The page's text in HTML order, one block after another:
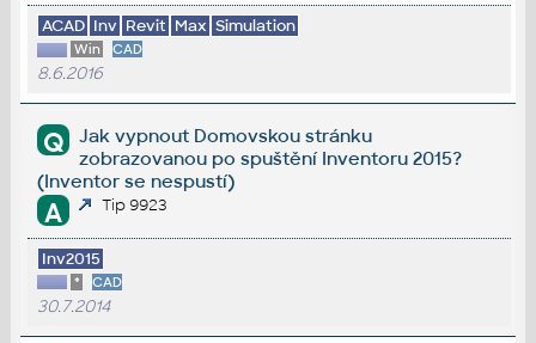
ACAD Inv Revit Max Simulation
Win CAD
8.6.2016
Q
Jak vypnout Domovskou stránku
zobrazovanou po spuštění Inventoru 2015?
(Inventor se nespustí)
A Tip 9923
Inv2015
* CAD
30.7.2014